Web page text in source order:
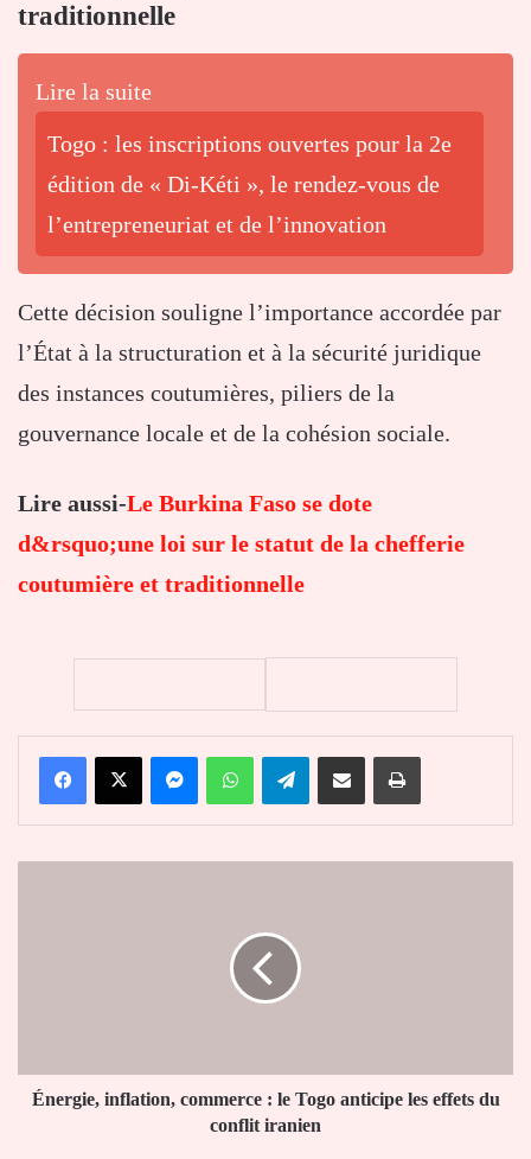
traditionnelle
Lire la suite
Togo : les inscriptions ouvertes pour la 2e
édition de « Di-Kéti », le rendez-vous de
l’entrepreneuriat et de l’innovation
Cette décision souligne l’importance accordée par
l’État à la structuration et à la sécurité juridique
des instances coutumières, piliers de la
gouvernance locale et de la cohésion sociale.
Lire aussi-Le Burkina Faso se dote
d&rsquo;une loi sur le statut de la chefferie
coutumière et traditionnelle
FacebookX MessengerWhatsAppTelegramPartager par email Imprimer
effets
duÉnergie, inflation, commerce : le Togo anticipe les effets du
conflit iranien